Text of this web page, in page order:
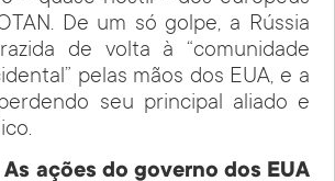
De um só golpe, a Rússia
de volta à “comunidade
pelas mãos dos EUA, e a
seu principal aliado e
As ações do governo dos EUA